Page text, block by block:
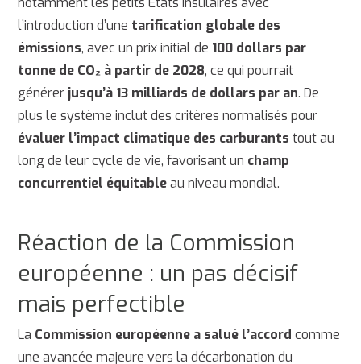
l’introduction d’une tarification globale des
émissions, avec un prix initial de 100 dollars par
tonne de CO₂ à partir de 2028, ce qui pourrait
générer jusqu’à 13 milliards de dollars par an. De
plus le système inclut des critères normalisés pour
évaluer l’impact climatique des carburants tout au
long de leur cycle de vie, favorisant un champ
concurrentiel équitableau niveau mondial.
Réaction de la Commission
européenne : un pas décisif
mais perfectible
La Commission européenne a salué l’accord comme
une avancée majeure vers la décarbonation du